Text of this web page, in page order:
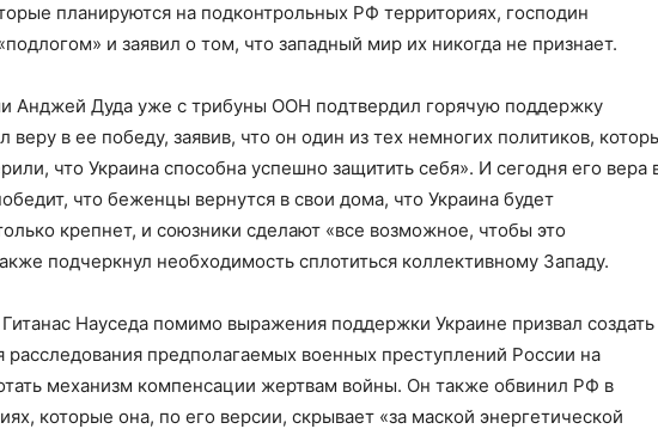
планируются на подконтрольных РФ территориях, господин
и заявил о том, что западный мир их никогда не признает.
Анджей Дуда уже с трибуны ООН подтвердил горячую поддержку
веру в ее победу, заявив, что он один из тех немногих политиков,
что Украина способна успешно защитить себя». И сегодня его вера
что беженцы вернутся в свои дома, что Украина будет
крепнет, и союзники сделают «все возможное, чтобы это
подчеркнул необходимость сплотиться коллективному Западу.
Науседа помимо выражения поддержки Украине призвал создать
расследования предполагаемых военных преступлений России на
механизм компенсации жертвам войны. Он также обвинил РФ в
которые она, по его версии, скрывает «за маской энергетической